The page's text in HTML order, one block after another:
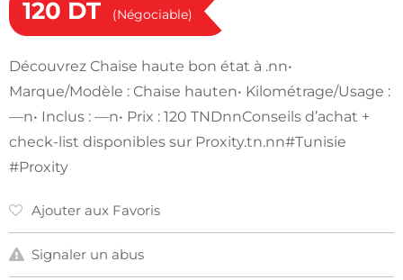
120 DT (Négociable)
Découvrez Chaise haute bon état à .nn•
Marque/Modèle : Chaise hauten• Kilométrage/Usage :
—n• Inclus : —n• Prix : 120 TNDnnConseils d’achat +
check-list disponibles sur Proxity.tn.nn#Tunisie
#Proxity
Ajouter aux Favoris
Signaler un abus